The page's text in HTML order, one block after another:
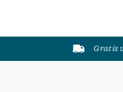
Gratis